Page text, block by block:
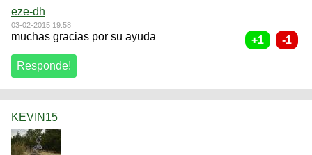
eze-dh
03-02-2015 19:58
muchas gracias por su ayuda
KEVIN15